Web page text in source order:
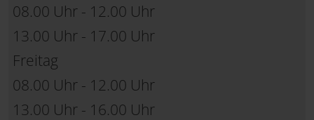
08.00 Uhr - 12.00 Uhr
13.00 Uhr - 17.00 Uhr
Freitag
08.00 Uhr - 12.00 Uhr
13.00 Uhr - 16.00 Uhr